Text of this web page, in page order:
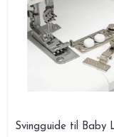
Svingguide til Baby